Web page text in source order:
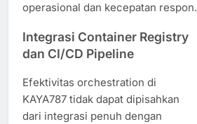
operasional dan kecepatan respon.
Integrasi Container Registry
dan CI/CD Pipeline
Efektivitas orchestration di
KAYA787 tidak dapat dipisahkan
dari integrasi penuh dengan